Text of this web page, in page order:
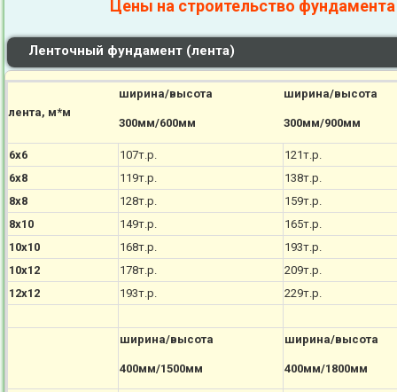
Цены на строительство
Ленточный фундамент (лента)
лента, м*м
ширина/высота
300мм/600мм
ширина/высота
300мм/900мм
6х6 107т.р.
121т.р.
6х8
119т.р.
138т.р.
8х8
128т.р.
159т.р.
8х10
149т.р.
165т.р.
10х10
168т.р.
193т.р.
10х12
178т.р.
209т.р.
12х12
193т.р. 229т.р.
ширина/высота
400мм/1500мм
ширина/высота
400мм/1800мм